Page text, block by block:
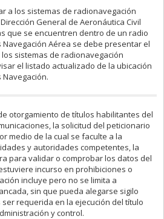
a los sistemas de radionavegación
General de Aeronáutica Civil
que se encuentren dentro de un radio
Navegación Aérea se debe presentar el
sistemas de radionavegación
el listado actualizado de la ubicación
otorgamiento de títulos habilitantes del
la solicitud del peticionario
medio de la cual se faculte a la
y autoridades competentes, la
para validar o comprobar los datos del
incurso en prohibiciones o
incluye pero no se limita a
sin que pueda alegarse sigilo
requerida en la ejecución del título
y control.